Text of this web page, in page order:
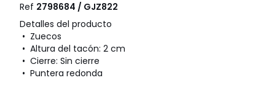
Ref 2798684 / GJZ822
Detalles del producto
• Zuecos
• Altura del tacón: 2 cm
• Cierre: Sin cierre
• Puntera redonda